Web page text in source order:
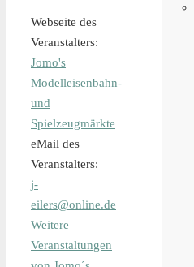
Webseite des
Veranstalters:
Jomo's
Modelleisenbahn-
und
Spielzeugmärkte
eMail des
Veranstalters:
j-
eilers@online.de
Weitere
Veranstaltungen